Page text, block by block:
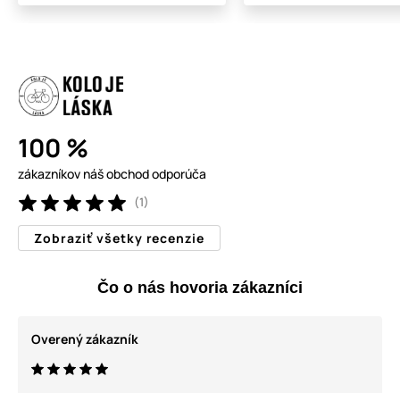
100 %
zákazníkov náš obchod odporúča
(1)
Zobraziť všetky recenzie
Čo o nás hovoria zákazníci
Overený zákazník